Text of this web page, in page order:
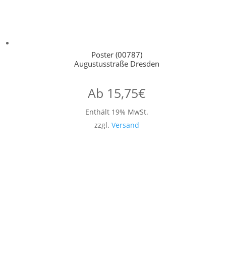
Poster (00787)
Augustusstraße Dresden
Ab 15,75€
Enthält 19% MwSt.
zzgl. Versand